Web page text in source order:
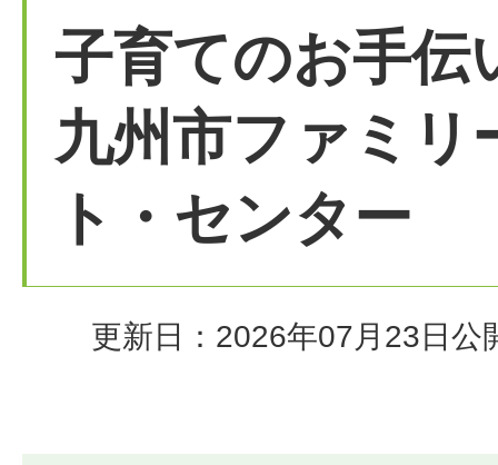
子育てのお手伝
九州市ファミリ
ト・センター
更新日：2026年07月23日 公